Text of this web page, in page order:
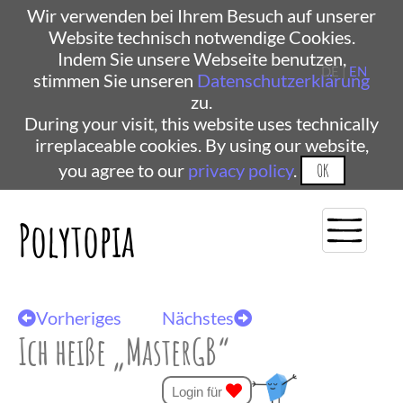
Wir verwenden bei Ihrem Besuch auf unserer
Website technisch notwendige Cookies.
Indem Sie unsere Webseite benutzen,
stimmen Sie unseren Datenschutzerklärung
zu.
During your visit, this website uses technically
irreplaceable cookies. By using our website,
you agree to our privacy policy. OK
Polytopia
DE | EN
Vorheriges Nächstes
Ich heiße „MasterGB“
Login für